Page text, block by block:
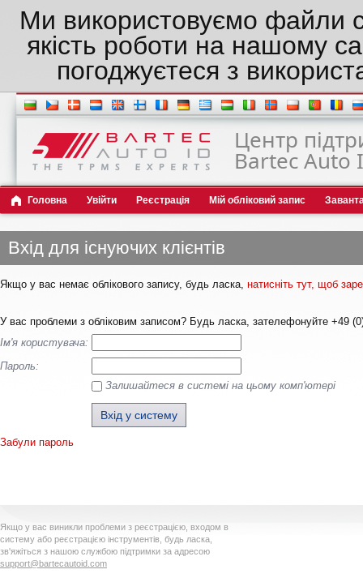
Ми використовуємо файли
якість роботи на нашому
погоджуєтеся з
Центр
Bartec Auto
Головна Увійти Реєстрація Мій обліковий запис
Вхід для існуючих клієнтів
Якщо у вас немає облікового запису, будь ласка, натисніть тут, щоб
У вас проблеми з обліковим записом? Будь ласка, зателефонуйте +49
Ім'я користувача:
Пароль:
Залишайтеся в системі на цьому комп'ютері
Забули пароль
Якщо у вас виникли проблеми з реєстрацією, входом в
систему або реєстрацією інструментів, будь ласка,
зв'яжіться з нашою службою підтримки за адресою
support@bartecautoid.com